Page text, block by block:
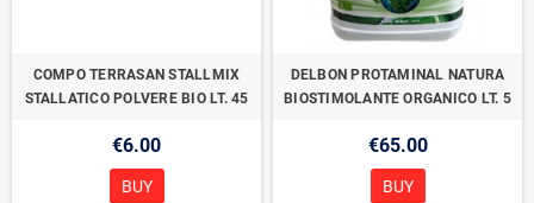
COMPO TERRASAN STALLMIX
STALLATICO POLVERE BIO LT. 45
€6.00
BUY
DELBON PROTAMINAL NATURA
BIOSTIMOLANTE ORGANICO LT. 5
€65.00
BUY